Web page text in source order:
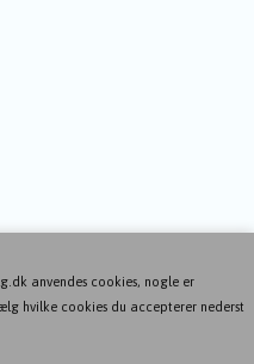
anvendes cookies, nogle er
hvilke cookies du accepterer nederst